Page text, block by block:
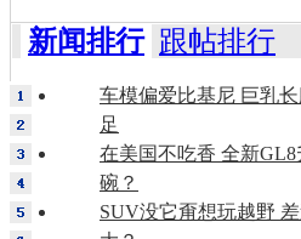
新闻排行 跟帖排行
车模偏爱比基尼 巨乳
足
在美国不吃香 全新
碗？
SUV没它甭想玩越野